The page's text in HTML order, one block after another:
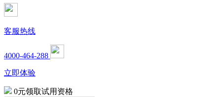
客服热线
4000-464-288
立即体验
0元领取试用资格